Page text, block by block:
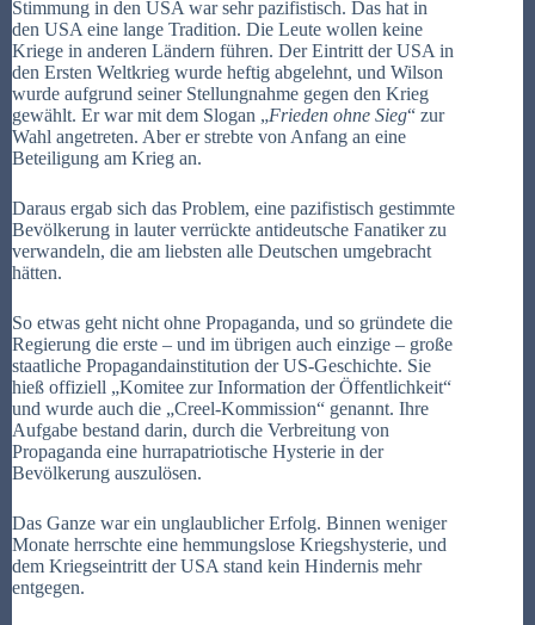
Stimmung in den USA war sehr pazifistisch. Das hat in
den USA eine lange Tradition. Die Leute wollen keine
Kriege in anderen Ländern führen. Der Eintritt der USA in
den Ersten Weltkrieg wurde heftig abgelehnt, und Wilson
wurde aufgrund seiner Stellungnahme gegen den Krieg
gewählt. Er war mit dem Slogan „Frieden ohne Sieg“ zur
Wahl angetreten. Aber er strebte von Anfang an eine
Beteiligung am Krieg an.
Daraus ergab sich das Problem, eine pazifistisch gestimmte
Bevölkerung in lauter verrückte antideutsche Fanatiker zu
verwandeln, die am liebsten alle Deutschen umgebracht
hätten.
So etwas geht nicht ohne Propaganda, und so gründete die
Regierung die erste – und im übrigen auch einzige – große
staatliche Propagandainstitution der US-Geschichte. Sie
hieß offiziell „Komitee zur Information der Öffentlichkeit“
und wurde auch die „Creel-Kommission“ genannt. Ihre
Aufgabe bestand darin, durch die Verbreitung von
Propaganda eine hurrapatriotische Hysterie in der
Bevölkerung auszulösen.
Das Ganze war ein unglaublicher Erfolg. Binnen weniger
Monate herrschte eine hemmungslose Kriegshysterie, und
dem Kriegseintritt der USA stand kein Hindernis mehr
entgegen.